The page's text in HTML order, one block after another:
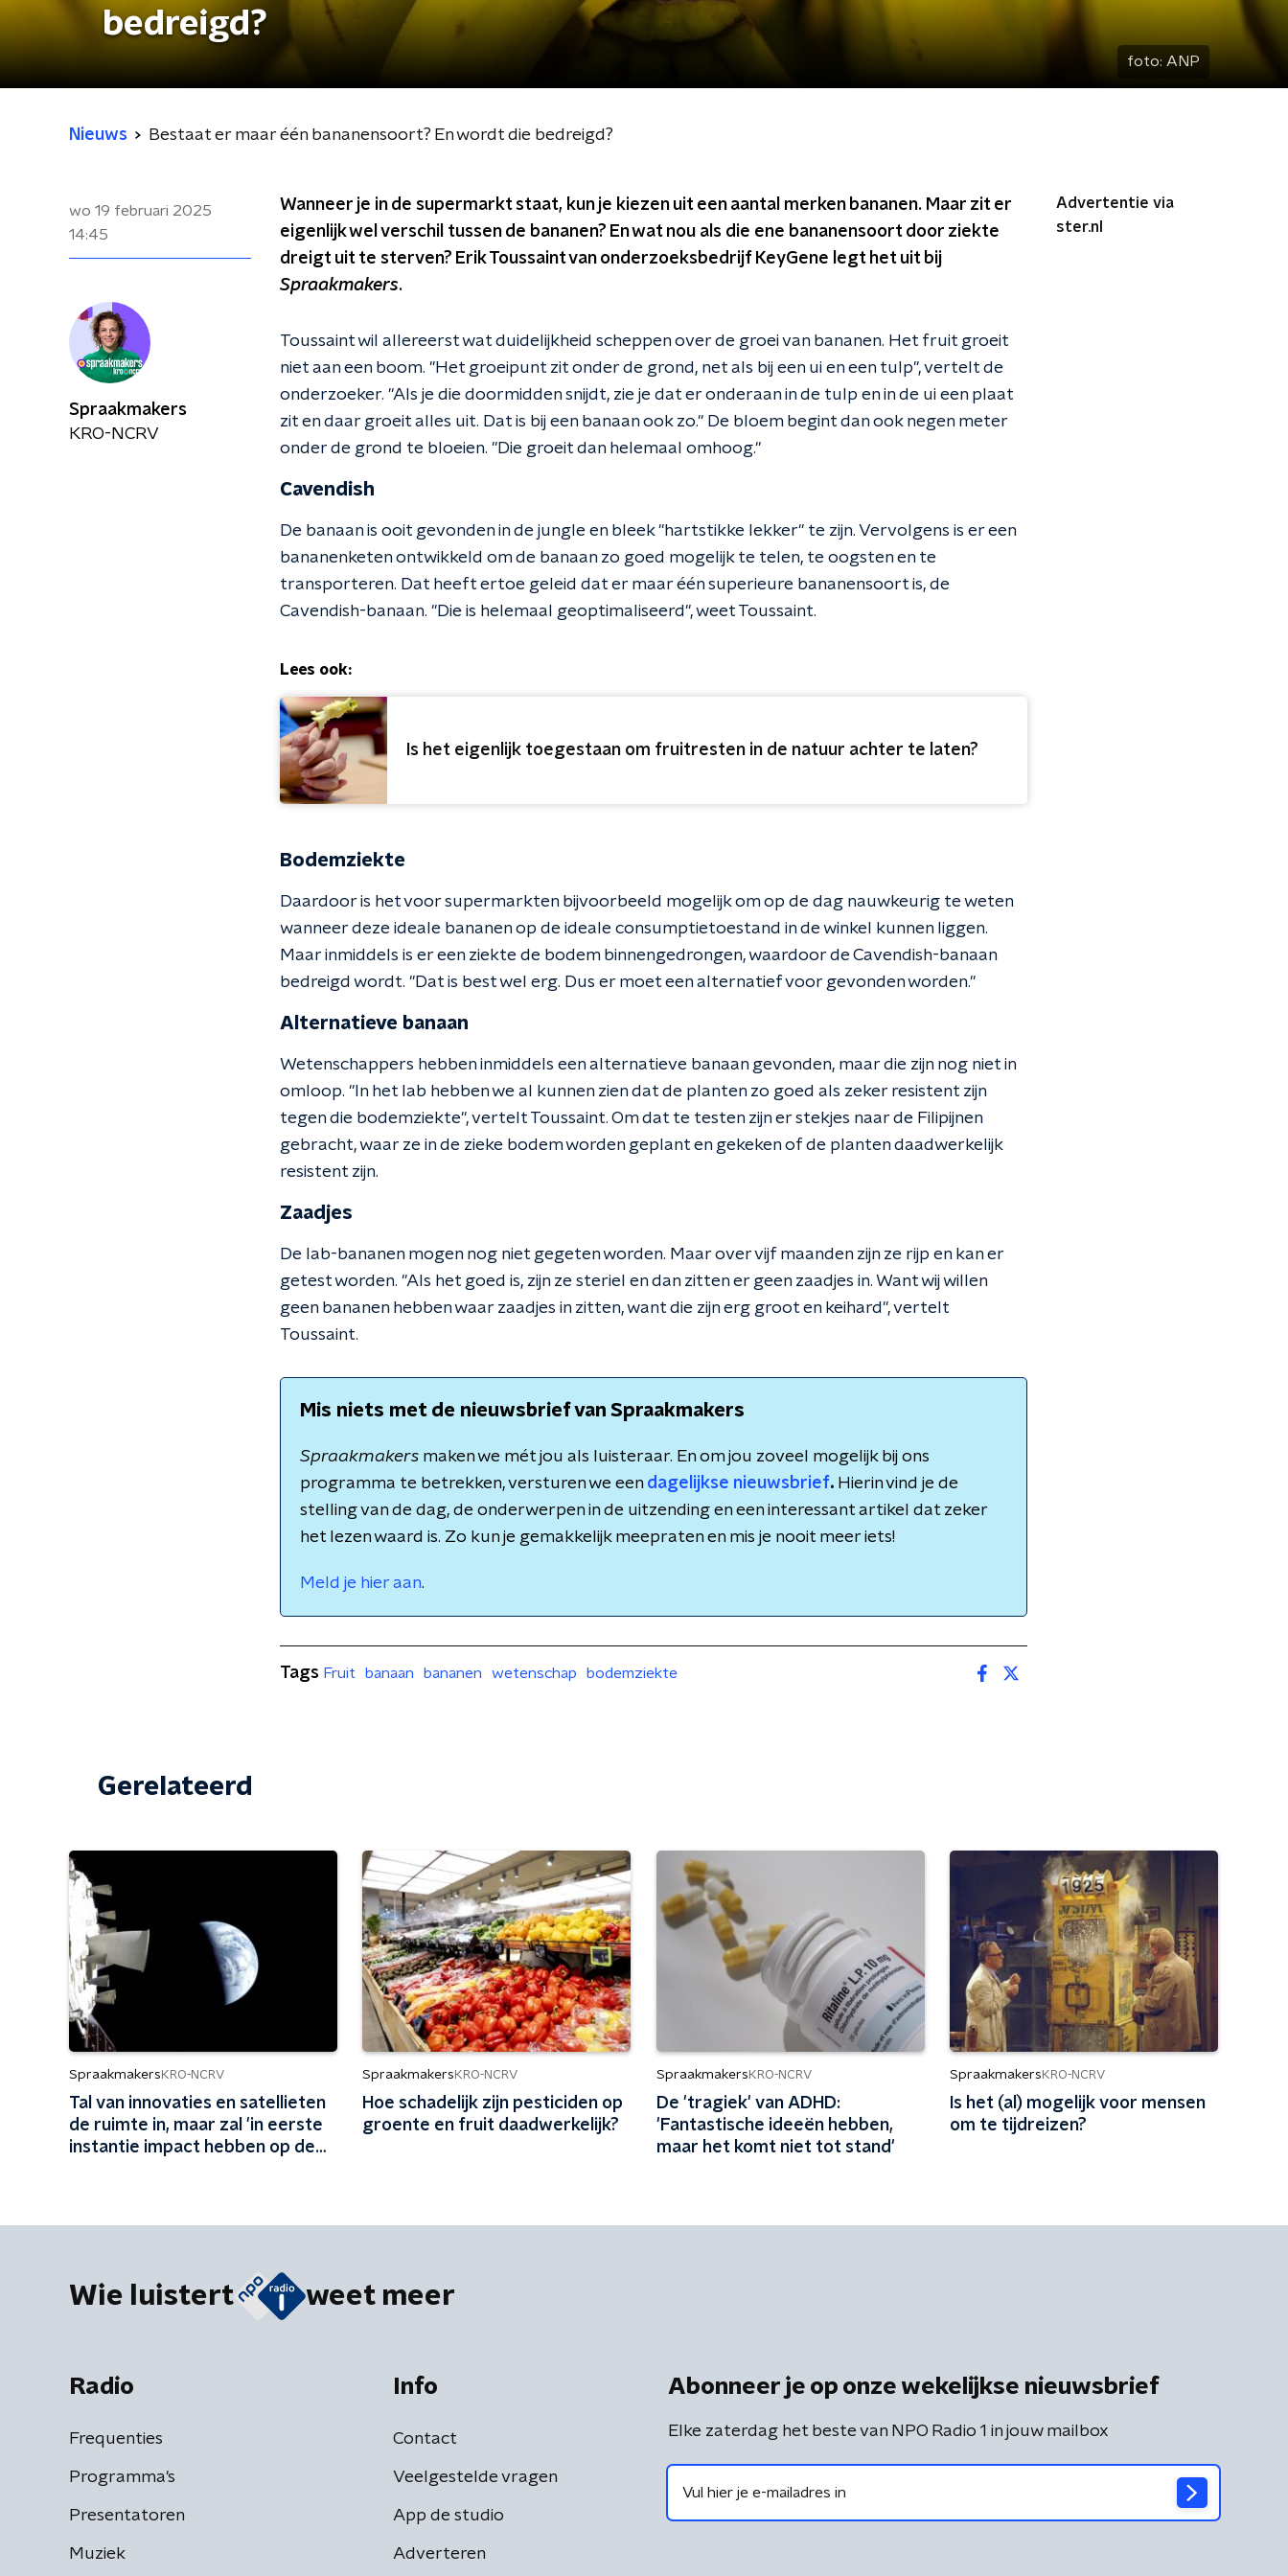
bedreigd?
foto: ANP
Nieuws Bestaat er maar één bananensoort? En wordt die bedreigd?
wo 19 februari 2025
14:45
Wanneer je in de supermarkt staat, kun je kiezen uit een aantal merken bananen. Maar zit er
eigenlijk wel verschil tussen de bananen? En wat nou als die ene bananensoort door ziekte
dreigt uit te sterven? Erik Toussaint van onderzoeksbedrijf KeyGene legt het uit bij
Spraakmakers.
Toussaint wil allereerst wat duidelijkheid scheppen over de groei van bananen. Het fruit groeit
niet aan een boom. "Het groeipunt zit onder de grond, net als bij een ui en een tulp", vertelt de
onderzoeker. "Als je die doormidden snijdt, zie je dat er onderaan in de tulp en in de ui een plaat
zit en daar groeit alles uit. Dat is bij een banaan ook zo." De bloem begint dan ook negen meter
onder de grond te bloeien. "Die groeit dan helemaal omhoog."
Cavendish
De banaan is ooit gevonden in de jungle en bleek "hartstikke lekker" te zijn. Vervolgens is er een
bananenketen ontwikkeld om de banaan zo goed mogelijk te telen, te oogsten en te
transporteren. Dat heeft ertoe geleid dat er maar één superieure bananensoort is, de
Cavendish-banaan. "Die is helemaal geoptimaliseerd", weet Toussaint.
Lees ook:
Is het eigenlijk toegestaan om fruitresten in de natuur achter te laten?
Bodemziekte
Daardoor is het voor supermarkten bijvoorbeeld mogelijk om op de dag nauwkeurig te weten
wanneer deze ideale bananen op de ideale consumptietoestand in de winkel kunnen liggen.
Maar inmiddels is er een ziekte de bodem binnengedrongen, waardoor de Cavendish-banaan
bedreigd wordt. "Dat is best wel erg. Dus er moet een alternatief voor gevonden worden."
Alternatieve banaan
Wetenschappers hebben inmiddels een alternatieve banaan gevonden, maar die zijn nog niet in
omloop. "In het lab hebben we al kunnen zien dat de planten zo goed als zeker resistent zijn
tegen die bodemziekte", vertelt Toussaint. Om dat te testen zijn er stekjes naar de Filipijnen
gebracht, waar ze in de zieke bodem worden geplant en gekeken of de planten daadwerkelijk
resistent zijn.
Zaadjes
De lab-bananen mogen nog niet gegeten worden. Maar over vijf maanden zijn ze rijp en kan er
getest worden. "Als het goed is, zijn ze steriel en dan zitten er geen zaadjes in. Want wij willen
geen bananen hebben waar zaadjes in zitten, want die zijn erg groot en keihard", vertelt
Toussaint.
Mis niets met de nieuwsbrief van Spraakmakers
Spraakmakers maken we mét jou als luisteraar. En om jou zoveel mogelijk bij ons
programma te betrekken, versturen we een dagelijkse nieuwsbrief. Hierin vind je de
stelling van de dag, de onderwerpen in de uitzending en een interessant artikel dat zeker
het lezen waard is. Zo kun je gemakkelijk meepraten en mis je nooit meer iets!
Meld je hier aan.
Advertentie via
ster.nl
Spraakmakers
KRO-NCRV
Tags Fruit banaan bananen wetenschap bodemziekte
Gerelateerd
Spraakmakers KRO-NCRV
Tal van innovaties en satellieten
de ruimte in, maar zal 'in eerste
instantie impact hebben op de
Spraakmakers KRO-NCRV
Hoe schadelijk zijn pesticiden op
groente en fruit daadwerkelijk?
Spraakmakers KRO-NCRV
De 'tragiek' van ADHD:
'Fantastische ideeën hebben,
maar het komt niet tot stand'
Spraakmakers KRO-NCRV
Is het (al) mogelijk voor mensen
om te tijdreizen?
Wie luistert weet meer
Radio
Frequenties
Programma's
Presentatoren
Muziek
Info
Contact
Veelgestelde vragen
App de studio
Adverteren
Abonneer je op onze wekelijkse nieuwsbrief
Elke zaterdag het beste van NPO Radio 1 in jouw mailbox